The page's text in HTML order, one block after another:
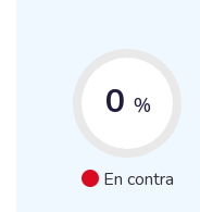
0 %
En contra